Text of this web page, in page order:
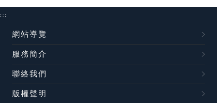
:::
網站導覽
服務簡介
聯絡我們
版權聲明